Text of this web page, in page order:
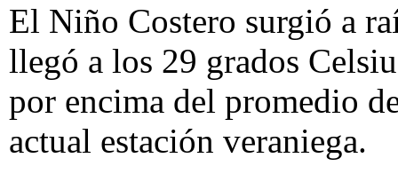
El Niño Costero surgió a
llegó a los 29 grados
por encima del promedio
actual estación veraniega.